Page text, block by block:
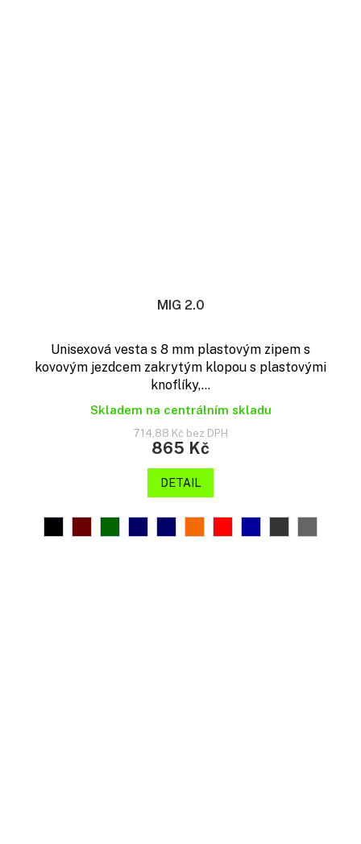
MIG 2.0
Unisexová vesta s 8 mm plastovým zipem s
kovovým jezdcem zakrytým klopou s plastovými
knoflíky,...
Skladem na centrálním skladu
714,88 Kč bez DPH
865 Kč
DETAIL